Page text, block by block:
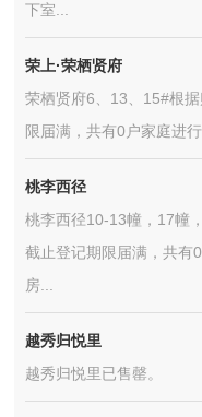
下室...
荣上·荣栖贤府
荣栖贤府6、13、15#根
限届满，共有0户家庭进
桃李西径
桃李西径10-13幢，17幢
截止登记期限届满，共有
房...
越秀归悦里
越秀归悦里已售罄。